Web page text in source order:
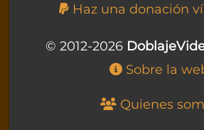
Haz una donación
© 2012-2026
Sobre la
Quienes